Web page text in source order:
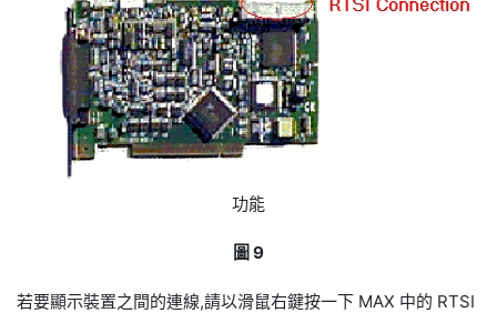
功能
圖 9
若要顯示裝置之間的連線,請以滑鼠右鍵按一下 MAX 中的 RTSI